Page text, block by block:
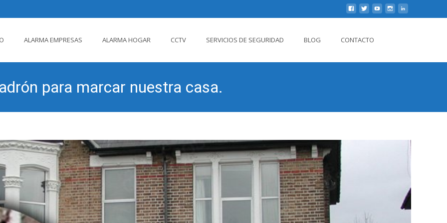
ALARMA EMPRESAS ALARMA HOGAR CCTV SERVICIOS DE SEGURIDAD BLOG CONTACTO
para marcar nuestra casa.